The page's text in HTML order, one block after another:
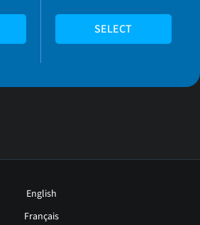
SELECT
English
Français